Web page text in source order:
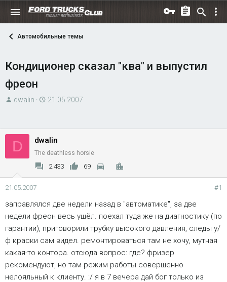
Автомобильные темы
Кондиционер сказал "ква" и выпустил
фреон
А
о
р
м
ы
dwalin
Д
н
а
ч
а
21.05.2007
D dwalin
The deathless horsie
2 433 69
21.05.2007 #1
заправлялся две недели назад в "автоматике", за две
недели фреон весь ушёл. поехал туда же на диагностику (по
гарантии), приговорили трубку высокого давления, следы у/
ф краски сам видел. ремонтироваться там не хочу, мутная
какая-то контора. отсюда вопрос: где? фризер
рекомендуют, но там режим работы совершенно
нелояльный к клиенту. :/ я в 7 вечера дай бог только из